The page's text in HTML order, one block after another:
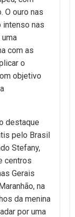
O ouro nas
intenso nas
com as
o
objetivo
destaque
pelo Brasil
Stefany,
centros
Gerais
na
da menina
por uma